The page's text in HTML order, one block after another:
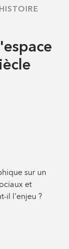
sur un
et
il l'enjeu ?